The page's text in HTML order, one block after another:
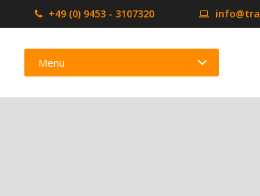
+49 (0) 9453 - 3107320
Menu